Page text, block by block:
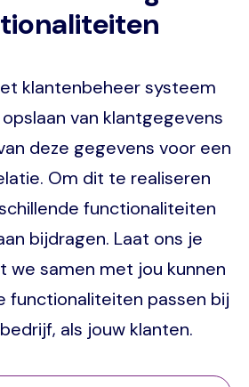
klantenbeheer systeem
van klantgegevens
deze gegevens voor een
Om dit te realiseren
functionaliteiten
bijdragen. Laat ons je
we samen met jou kunnen
functionaliteiten passen bij
als jouw klanten.